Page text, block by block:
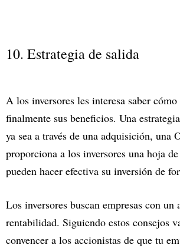
10. Estrategia de salida
A los inversores les interesa saber
finalmente sus beneficios. Una
ya sea a través de una adquisición, una
proporciona a los inversores una hoja
pueden hacer efectiva su inversión de
Los inversores buscan empresas con
rentabilidad. Siguiendo estos consejos
convencer a los accionistas de que tu